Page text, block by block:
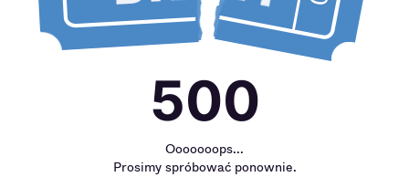
500
Ooooooops...
Prosimy spróbować ponownie.